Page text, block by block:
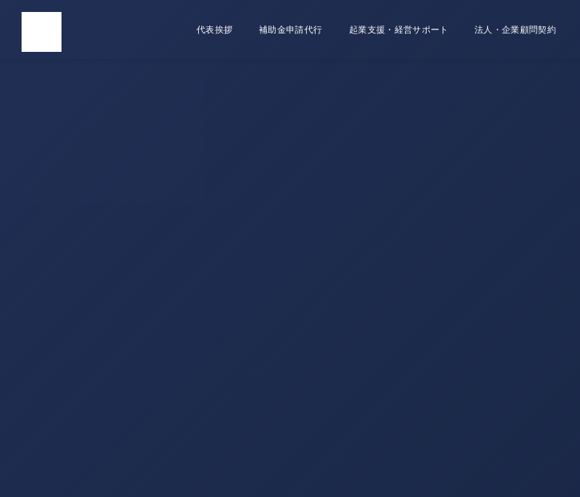
代表挨拶 補助金申請代行 起業支援・経営サポート 法人・企業顧問契約